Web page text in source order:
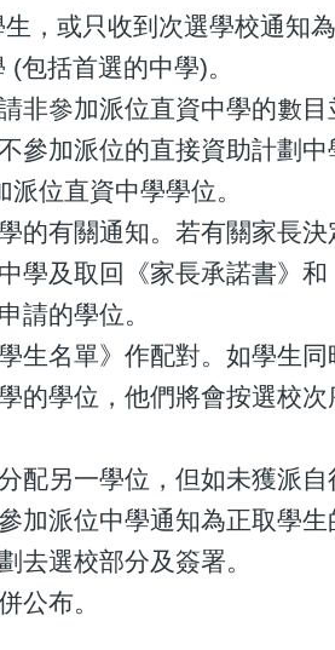
，或只收到次選學校通知
包括首選的中學)。
參加派位直資中學的數目
參加派位的直接資助計劃中
位直資中學學位。
的有關通知。若有關家長決
學及取回《家長承諾書》和
請的學位。
生名單》作配對。如學生同
的學位，他們將會按選校次
配另一學位，但如未獲派自
加派位中學通知為正取學生
去選校部分及簽署。
公布。